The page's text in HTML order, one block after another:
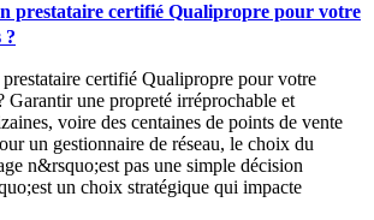
prestataire certifié Qualipropre pour votre
?
certifié Qualipropre pour votre
Garantir une propreté irréprochable et
voire des centaines de points de vente
un gestionnaire de réseau, le choix du
n&rsquo;est pas une simple décision
un choix stratégique qui impacte